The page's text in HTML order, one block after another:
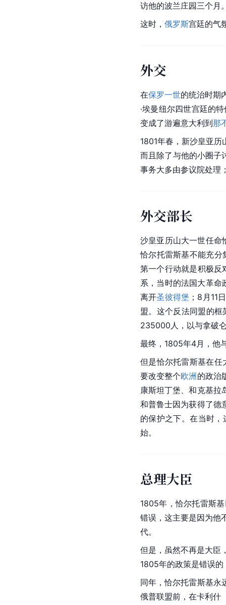
访他的波兰庄园三个月
这时， 俄罗斯宫廷的气
外交
在保罗一世的统治时期
·埃曼纽尔四世宫廷的
变成了游遍意大利到那
1801年春，新沙皇亚历
而且除了与他的小圈子
事务大多由参议院处理
外交部长
沙皇亚历山大一世任命
恰尔托雷斯基不能充
第一个行动就是积极反
系，当时的法国大革命
离开圣彼得堡 ；8月11
盟。这个反法同盟的
235000人，以与拿破
最终，1805年4月，他
但是恰尔托雷斯基在
要改变整个欧洲 的政治
康斯坦丁堡、和克基拉
和普鲁士因为获得了德
的保护之下。在当时
始。
总理大臣
1805年，恰尔托雷斯
错误，这主要是因为他
代。
但是，虽然不再是大臣
1805年的政策是错误
同年，恰尔托雷斯基永
俄普联盟前，在卡利什